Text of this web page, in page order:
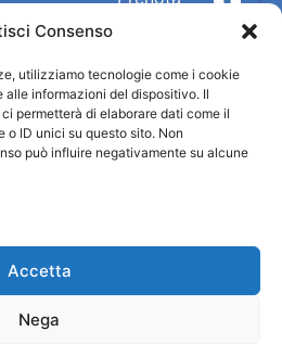
Consenso
utilizziamo tecnologie come i cookie
informazioni del dispositivo. Il
permetterà di elaborare dati come il
ID unici su questo sito. Non
può influire negativamente su alcune
Accetta
Nega
IAT